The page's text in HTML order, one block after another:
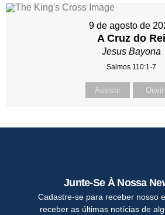
9 de agosto de
A Cruz do Rei
Jesus Bayona
Salmos 110:1-7
Assistir Ouvir
Junte-Se À Nossa
Cadastre-se para receber nosso
receber as últimas notícias de